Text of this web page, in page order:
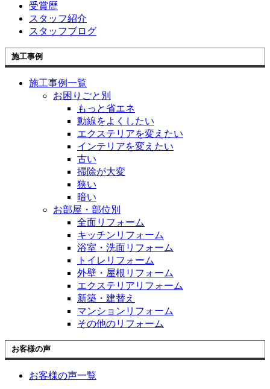
受賞歴
スタッフ紹介
スタッフブログ
施工事例
施工事例一覧
お困りごと別
もっと省エネ
動線をよくしたい
エクステリアを変えたい
インテリアを変えたい
古い
掃除が大変
狭い
暗い
お部屋・部位別
全面リフォーム
キッチンリフォーム
浴室・洗面リフォーム
トイレリフォーム
外壁・屋根リフォーム
エクステリアリフォーム
新築・建替え
マンションリフォーム
その他のリフォーム
お客様の声
お客様の声一覧